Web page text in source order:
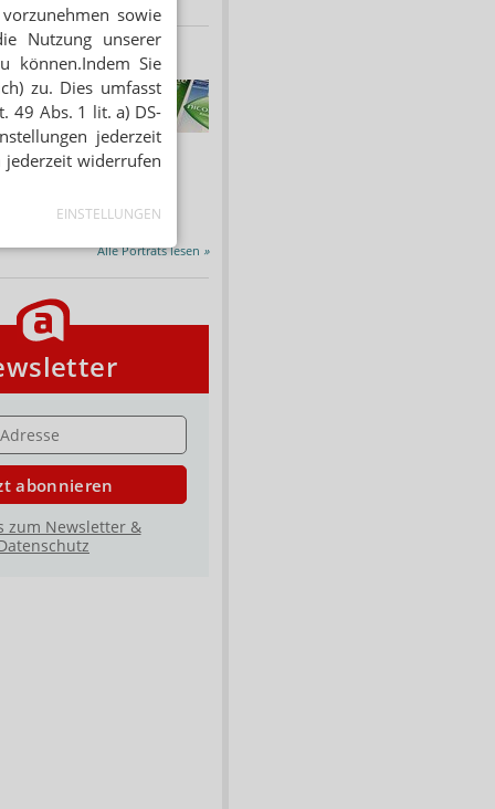
sowie
Nutzung unserer
können.Indem Sie
zu. Dies umfasst
49 Abs. 1 lit. a) DS-
jederzeit
jederzeit widerrufen
EINSTELLUNGEN
Rezept
erstattet.
nikotinhaltige nicht
Präparate sowie...
Alle Porträts lesen »
abonnieren
zum Newsletter &